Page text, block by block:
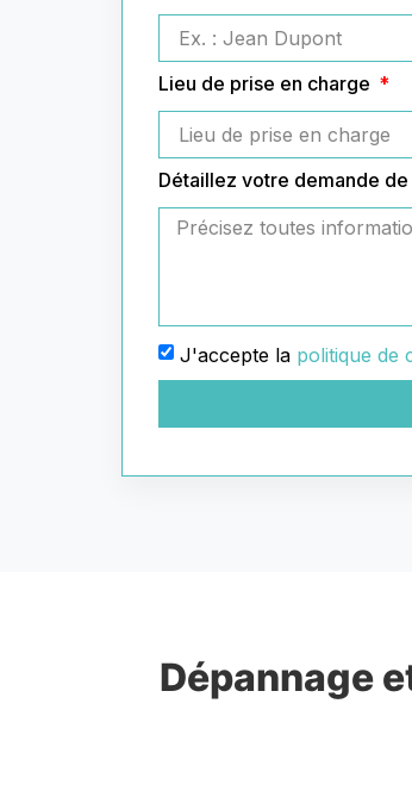
Lieu de prise en charge
Détaillez votre demande
J'accepte la politique de
Dépannage